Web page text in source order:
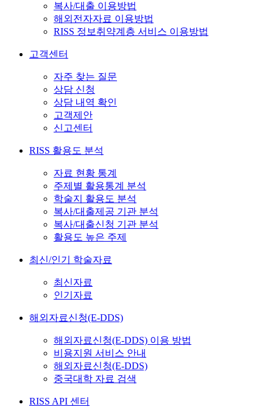
복사/대출 이용방법
해외전자자료 이용방법
RISS 정보취약계층 서비스 이용방법
고객센터
자주 찾는 질문
상담 신청
상담 내역 확인
고객제안
신고센터
RISS 활용도 분석
자료 현황 통계
주제별 활용통계 분석
학술지 활용도 분석
복사/대출제공 기관 분석
복사/대출신청 기관 분석
활용도 높은 주제
최신/인기 학술자료
최신자료
인기자료
해외자료신청(E-DDS)
해외자료신청(E-DDS) 이용 방법
비용지원 서비스 안내
해외자료신청(E-DDS)
중국대학 자료 검색
RISS API 센터